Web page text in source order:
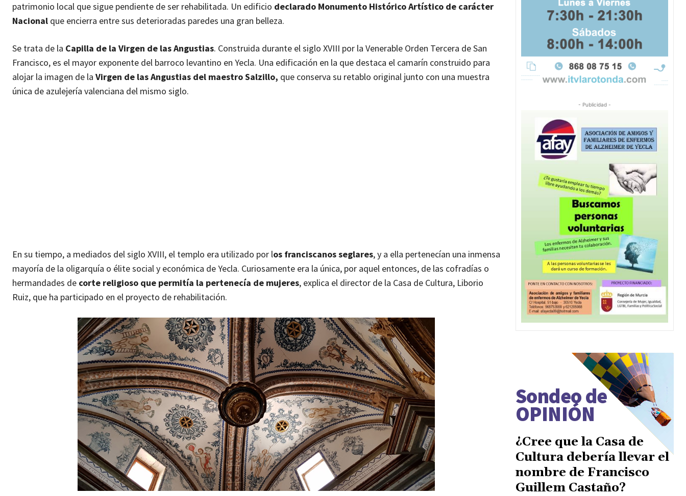
patrimonio local que sigue pendiente de ser rehabilitada. Un edificio declarado Monumento Histórico Artístico de carácter
Nacional que encierra entre sus deterioradas paredes una gran belleza.
Se trata de la Capilla de la Virgen de las Angustias. Construida durante el siglo XVIII por la Venerable Orden Tercera de San
Francisco, es el mayor exponente del barroco levantino en Yecla. Una edificación en la que destaca el camarín construido para
alojar la imagen de la Virgen de las Angustias del maestro Salzillo, que conserva su retablo original junto con una muestra
única de azulejería valenciana del mismo siglo.
En su tiempo, a mediados del siglo XVIII, el templo era utilizado por los franciscanos seglares, y a ella pertenecían una inmensa
mayoría de la oligarquía o élite social y económica de Yecla. Curiosamente era la única, por aquel entonces, de las cofradías o
hermandades de corte religioso que permitía la pertenecía de mujeres, explica el director de la Casa de Cultura, Liborio
Ruiz, que ha participado en el proyecto de rehabilitación.
- Publicidad -
Sondeo de
OPINIÓN
¿Cree que la Casa de
Cultura debería llevar el
nombre de Francisco
Guillem Castaño?